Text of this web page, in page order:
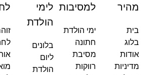
מהיר
בית
בלוג
אודות
מדיניות
למסיבות
ימי הולדת
חתונה
מסיבת
רווקות
לימי
הולדת
בלונים
ליום
הולדת